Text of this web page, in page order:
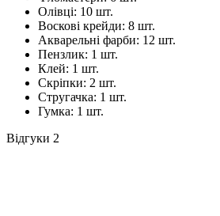
Олівці: 10 шт.
Воскові крейди: 8 шт.
Акварельні фарби: 12 шт.
Пензлик: 1 шт.
Клей: 1 шт.
Скріпки: 2 шт.
Стругачка: 1 шт.
Гумка: 1 шт.
Відгуки 2